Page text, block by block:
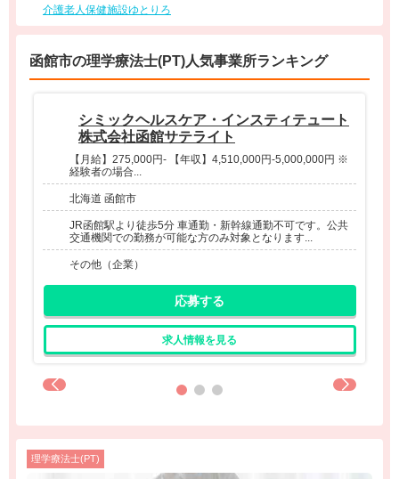
介護老人保健施設ゆとりろ
函館市の理学療法士(PT)人気事業所ランキング
シミックヘルスケア・インスティテュート
株式会社函館サテライト
【月給】275,000円- 【年収】4,510,000円-5,000,000円 ※
経験者の場合...
北海道 函館市
JR函館駅より徒歩5分 車通勤・新幹線通勤不可です。公共
交通機関での勤務が可能な方のみ対象となります...
その他（企業）
応募する
求人情報を見る
理学療法士(PT)